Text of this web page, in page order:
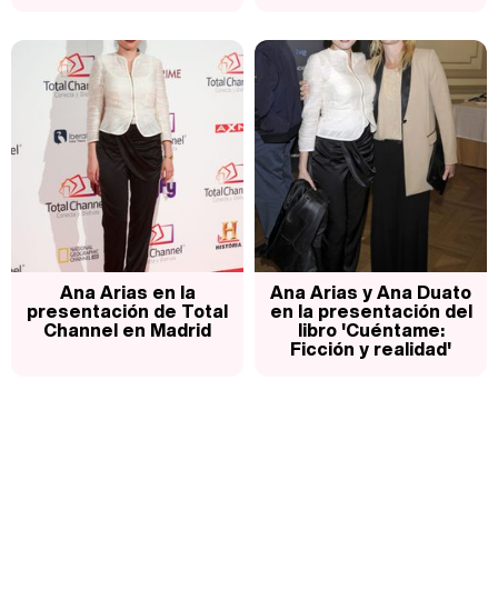
Ana Arias en la
presentación de Total
Channel en Madrid
Ana Arias y Ana Duato
en la presentación del
libro 'Cuéntame:
Ficción y realidad'